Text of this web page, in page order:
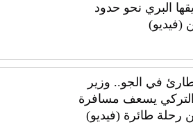
البري نحو حدود
(فيديو)
في الجو.. وزير
يسعف مسافرة
رحلة طائرة (فيديو)